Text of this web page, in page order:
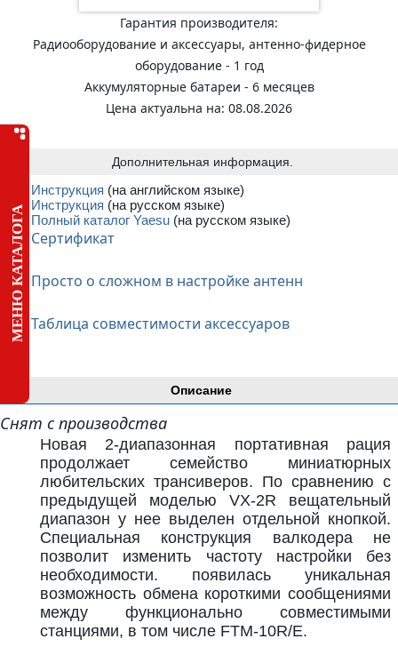
МЕНЮ КАТАЛОГА
Описание
Снят с производства
Новая 2-диапазонная портативная рация
продолжает семейство миниатюрных
любительских трансиверов. По сравнению с
предыдущей моделью VX-2R вещательный
диапазон у нее выделен отдельной кнопкой.
Специальная конструкция валкодера не
позволит изменить частоту настройки без
необходимости. появилась уникальная
возможность обмена короткими сообщениями
между функционально совместимыми
станциями, в том числе FTM-10R/E.
Гарантия производителя:
Радиооборудование и аксессуары, антенно-фидерное
оборудование - 1 год
Аккумуляторные батареи - 6 месяцев
Цена актуальна на: 08.08.2026
Дополнительная информация.
Инструкция (на английском языке)
Инструкция (на русском языке)
Полный каталог Yaesu (на русском языке)
Сертификат
Просто о сложном в настройке антенн
Таблица совместимости аксессуаров